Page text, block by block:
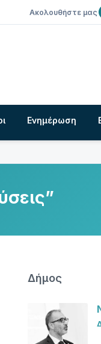
Ακολουθήστε μας
Ενημέρωση
Δήμος